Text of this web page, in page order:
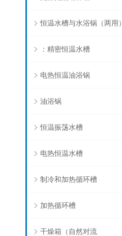
恒温水槽与水浴锅（两用）
：精密恒温水槽
电热恒温油浴锅
油浴锅
恒温振荡水槽
电热恒温水槽
制冷和加热循环槽
加热循环槽
干燥箱（自然对流